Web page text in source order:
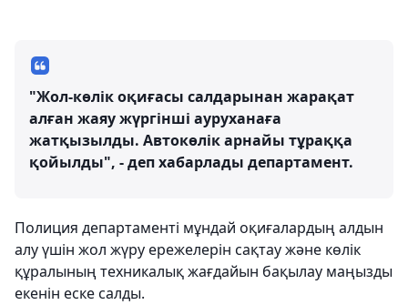
"Жол-көлік оқиғасы салдарынан жарақат
алған жаяу жүргінші ауруханаға
жатқызылды. Автокөлік арнайы тұраққа
қойылды", - деп хабарлады департамент.
Полиция департаменті мұндай оқиғалардың алдын
алу үшін жол жүру ережелерін сақтау және көлік
құралының техникалық жағдайын бақылау маңызды
екенін еске салды.